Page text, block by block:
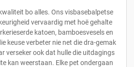
bo alles. Ons visbasebalpetse
vervaardig met hoë gehalte
katoen, bamboesvesels en
keuse verbeter nie net die dra-gemak
verseker ook dat hulle die uitdagings
kan weerstaan. Elke pet ondergaan